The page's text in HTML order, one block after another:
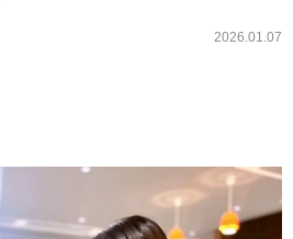
2026.01.07